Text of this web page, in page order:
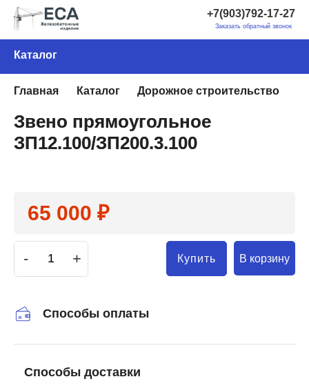
+7(903)792-17-27
Заказать обратный звонок
Каталог
Главная Каталог Дорожное строительство
Звено прямоугольное
ЗП12.100/ЗП200.3.100
65 000 ₽
- + Купить В корзину
Способы оплаты
Способы доставки